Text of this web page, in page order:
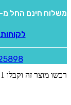
משלוח חינם החל מ-₪399
רכשו מוצר זה וקבלו 1 נקודות השוות (